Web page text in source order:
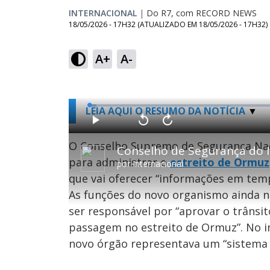
INTERNACIONAL | Do R7, com RECORD NEWS
18/05/2026 - 17H32 (ATUALIZADO EM 18/05/2026 - 17H32)
A+ A-
LEIA AQUI O RESUMO DA NOTÍCIA
porInternacional
P
l
y
V
o
t
a
r
1
s
e
u
d
o
A
v
n
ç
a
r
0
s
g
n
d
s
L
o
a
d
e
1
%
O Conselho Supremo de Segurança
para administrar oestreito de Ormuz
que vai oferecer “informações em
As funções do novo organismo ainda
ser responsável por “aprovar o
passagem no estreito de Ormuz”.
novo órgão representava um